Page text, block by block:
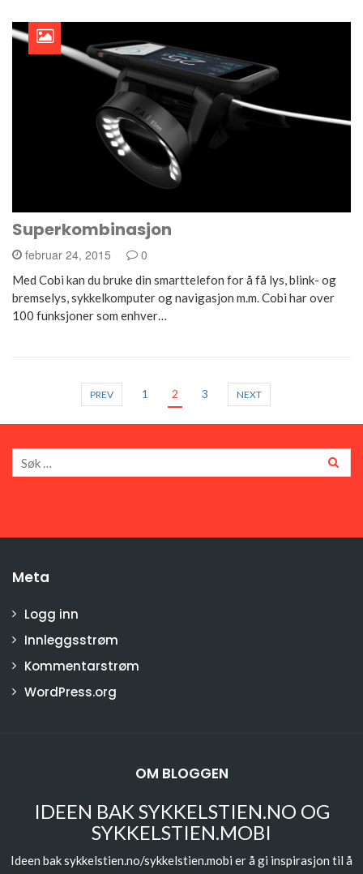
Superkombinasjon
februar 24, 2015 0
Med Cobi kan du bruke din smarttelefon for å få lys, blink- og
bremselys, sykkelkomputer og navigasjon m.m. Cobi har over
100 funksjoner som enhver…
PREV 1 2 3 NEXT
Meta
Logg inn
Innleggsstrøm
Kommentarstrøm
WordPress.org
OM BLOGGEN
IDEEN BAK SYKKELSTIEN.NO OG
SYKKELSTIEN.MOBI
Ideen bak sykkelstien.no/sykkelstien.mobi er å gi inspirasjon til å